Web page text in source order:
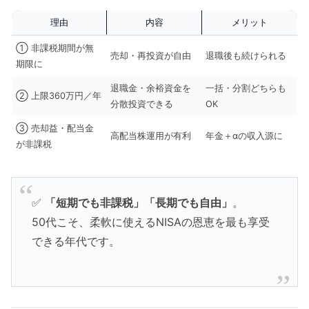
理由 内容 メリット
① 非課税期間が無
期限に
売却・再投資が自由 退職後も続けられる
② 上限360万円／年
退職金・余裕資金を
分散投資できる
一括・分割どちらも
OK
③ 売却益・配当金
が非課税
高配当株運用が有利 年金＋αの収入源に
✅ 「短期でも非課税」「長期でも自由」 。
50代こそ、柔軟に使えるNISAの恩恵を最も享受
できる年代です。